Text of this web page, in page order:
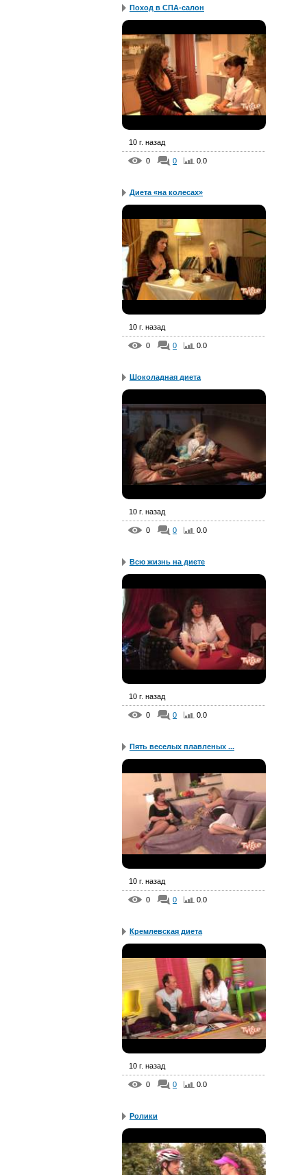
Поход в СПА-салон
10 г. назад
0 0 0.0
Диета «на колесах»
10 г. назад
0 0 0.0
Шоколадная диета
10 г. назад
0 0 0.0
Всю жизнь на диете
10 г. назад
0 0 0.0
Пять веселых плавленых ...
10 г. назад
0 0 0.0
Кремлевская диета
10 г. назад
0 0 0.0
Ролики